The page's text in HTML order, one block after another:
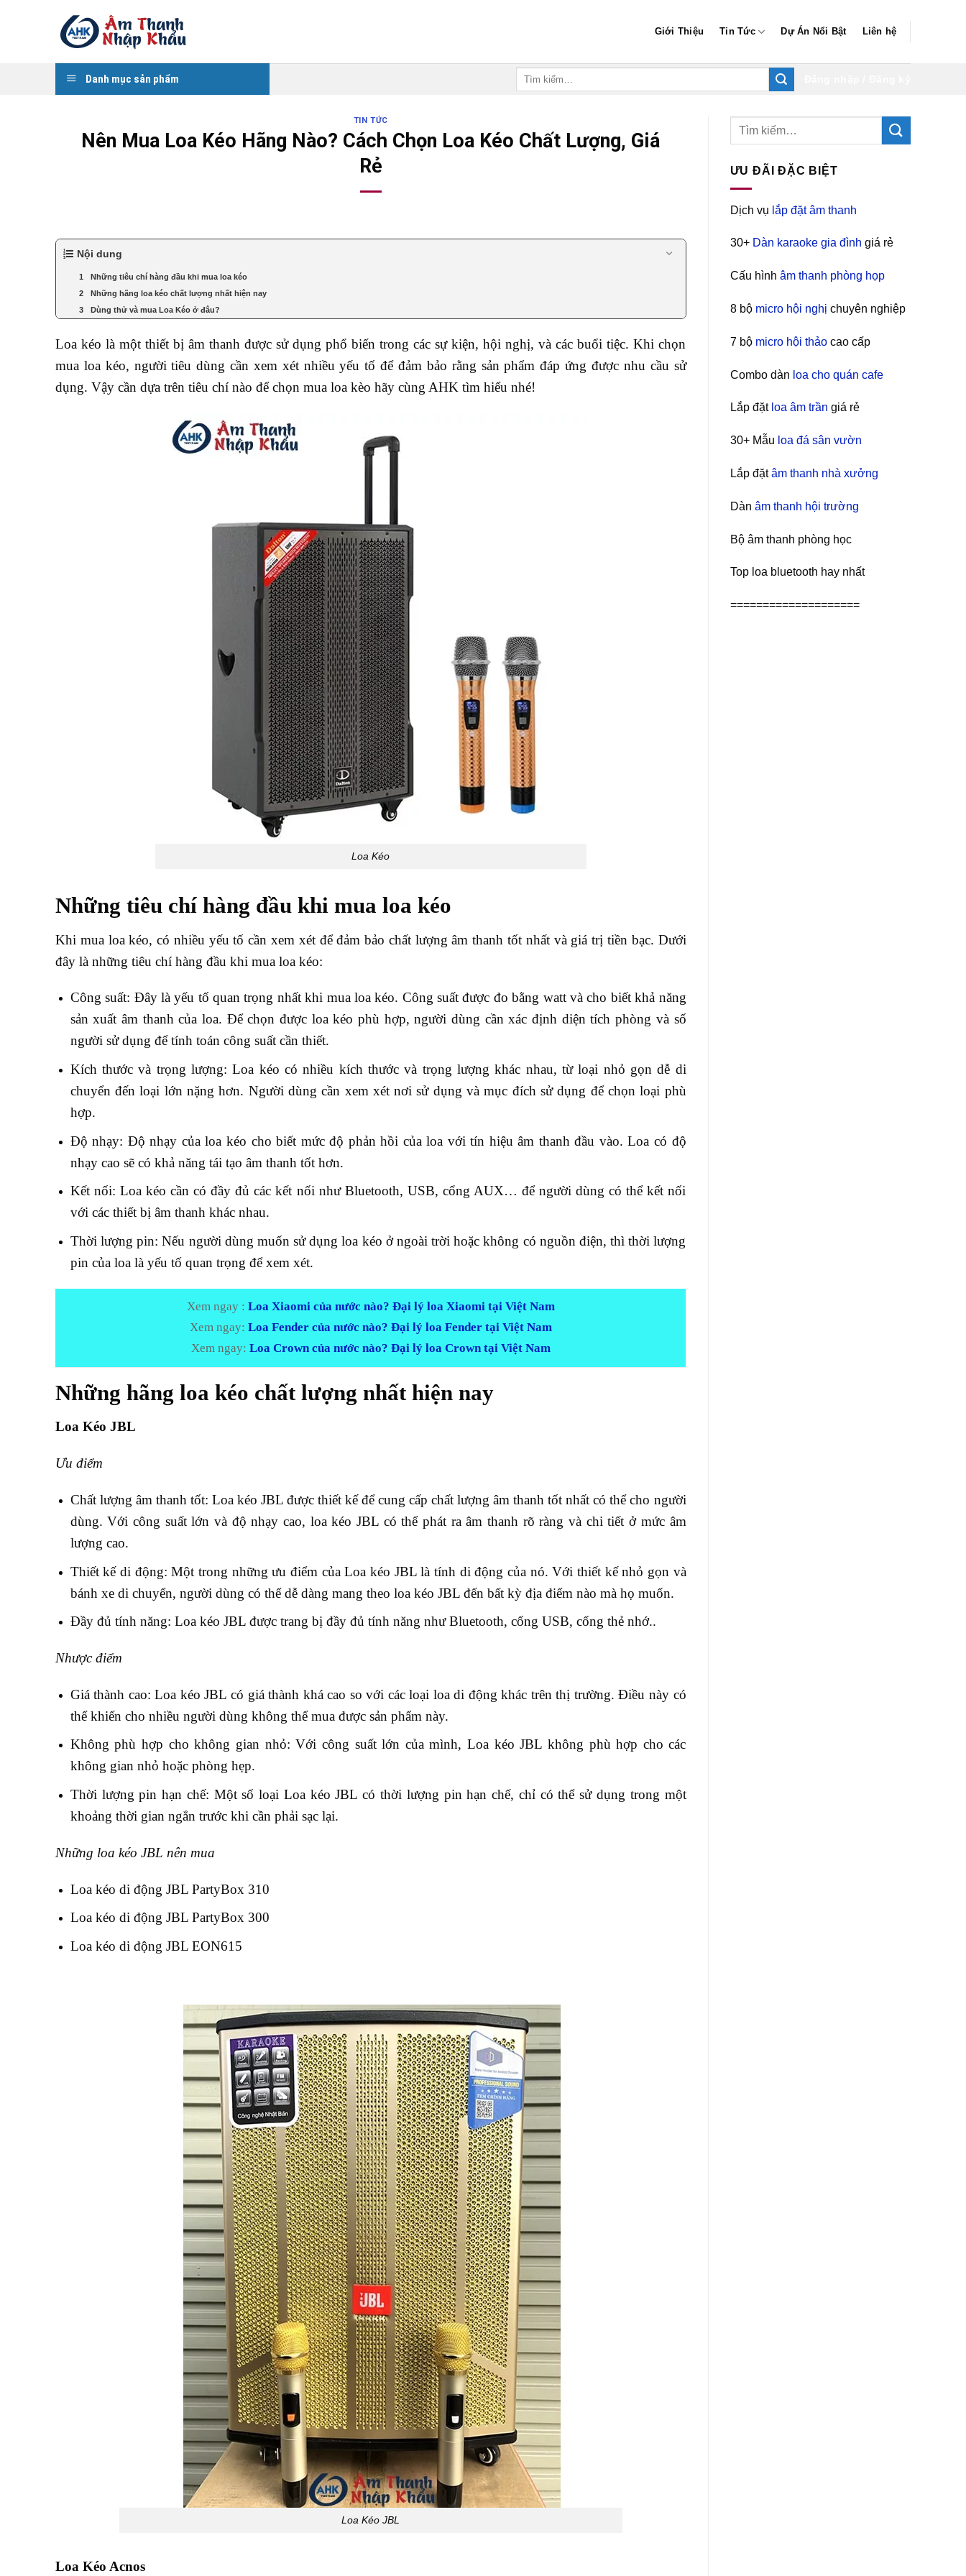
Giới Thiệu Tin Tức Dự Án Nổi Bật Liên hệ
Danh mục sản phẩm
TIN TỨC
Nên Mua Loa Kéo Hãng Nào? Cách Chọn Loa Kéo Chất Lượng, Giá
Rẻ
Nội dung
Những tiêu chí hàng đầu khi mua loa kéo
Những hãng loa kéo chất lượng nhất hiện nay
Dùng thử và mua Loa Kéo ở đâu?
Loa kéo là một thiết bị âm thanh được sử dụng phổ biến trong các sự kiện, hội nghị, và các buổi tiệc. Khi chọn
mua loa kéo, người tiêu dùng cần xem xét nhiều yếu tố để đảm bảo rằng sản phẩm đáp ứng được nhu cầu sử
dụng. Vậy cần dựa trên tiêu chí nào để chọn mua loa kèo hãy cùng AHK tìm hiểu nhé!
Loa Kéo
Những tiêu chí hàng đầu khi mua loa kéo
Khi mua loa kéo, có nhiều yếu tố cần xem xét để đảm bảo chất lượng âm thanh tốt nhất và giá trị tiền bạc. Dưới
đây là những tiêu chí hàng đầu khi mua loa kéo:
Công suất: Đây là yếu tố quan trọng nhất khi mua loa kéo. Công suất được đo bằng watt và cho biết khả năng
sản xuất âm thanh của loa. Để chọn được loa kéo phù hợp, người dùng cần xác định diện tích phòng và số
người sử dụng để tính toán công suất cần thiết.
Kích thước và trọng lượng: Loa kéo có nhiều kích thước và trọng lượng khác nhau, từ loại nhỏ gọn dễ di
chuyển đến loại lớn nặng hơn. Người dùng cần xem xét nơi sử dụng và mục đích sử dụng để chọn loại phù
hợp.
Độ nhạy: Độ nhạy của loa kéo cho biết mức độ phản hồi của loa với tín hiệu âm thanh đầu vào. Loa có độ
nhạy cao sẽ có khả năng tái tạo âm thanh tốt hơn.
Kết nối: Loa kéo cần có đầy đủ các kết nối như Bluetooth, USB, cổng AUX… để người dùng có thể kết nối
với các thiết bị âm thanh khác nhau.
Thời lượng pin: Nếu người dùng muốn sử dụng loa kéo ở ngoài trời hoặc không có nguồn điện, thì thời lượng
pin của loa là yếu tố quan trọng để xem xét.
Xem ngay : Loa Xiaomi của nước nào? Đại lý loa Xiaomi tại Việt Nam
Xem ngay: Loa Fender của nước nào? Đại lý loa Fender tại Việt Nam
Xem ngay: Loa Crown của nước nào? Đại lý loa Crown tại Việt Nam
Những hãng loa kéo chất lượng nhất hiện nay
Loa Kéo JBL
Ưu điểm
Chất lượng âm thanh tốt: Loa kéo JBL được thiết kế để cung cấp chất lượng âm thanh tốt nhất có thể cho người
dùng. Với công suất lớn và độ nhạy cao, loa kéo JBL có thể phát ra âm thanh rõ ràng và chi tiết ở mức âm
lượng cao.
Thiết kế di động: Một trong những ưu điểm của Loa kéo JBL là tính di động của nó. Với thiết kế nhỏ gọn và
bánh xe di chuyển, người dùng có thể dễ dàng mang theo loa kéo JBL đến bất kỳ địa điểm nào mà họ muốn.
Đầy đủ tính năng: Loa kéo JBL được trang bị đầy đủ tính năng như Bluetooth, cổng USB, cổng thẻ nhớ..
Nhược điểm
Giá thành cao: Loa kéo JBL có giá thành khá cao so với các loại loa di động khác trên thị trường. Điều này có
thể khiến cho nhiều người dùng không thể mua được sản phẩm này.
Không phù hợp cho không gian nhỏ: Với công suất lớn của mình, Loa kéo JBL không phù hợp cho các
không gian nhỏ hoặc phòng hẹp.
Thời lượng pin hạn chế: Một số loại Loa kéo JBL có thời lượng pin hạn chế, chỉ có thể sử dụng trong một
khoảng thời gian ngắn trước khi cần phải sạc lại.
Những loa kéo JBL nên mua
Loa kéo di động JBL PartyBox 310
Loa kéo di động JBL PartyBox 300
Loa kéo di động JBL EON615
Loa Kéo JBL
Loa Kéo Acnos
ƯU ĐÃI ĐẶC BIỆT
Dịch vụ lắp đặt âm thanh
30+ Dàn karaoke gia đình giá rẻ
Cấu hình âm thanh phòng họp
8 bộ micro hội nghị chuyên nghiệp
7 bộ micro hội thảocao cấp
Combo dàn loa cho quán cafe
Lắp đặt loa âm trần giá rẻ
30+ Mẫu loa đá sân vườn
Lắp đặtâm thanh nhà xưởng
Dàn âm thanh hội trường
Bộ âm thanh phòng học
Top loa bluetooth hay nhất
====================